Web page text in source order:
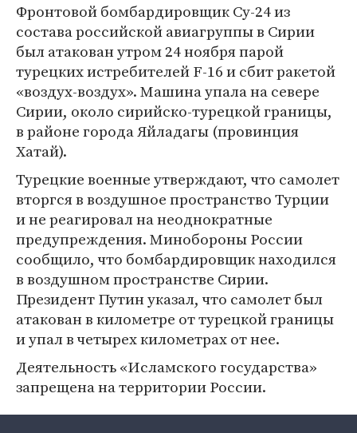
Фронтовой бомбардировщик Су-24 из
состава российской авиагруппы в Сирии
был атакован утром 24 ноября парой
турецких истребителей F-16 и сбит ракетой
«воздух-воздух». Машина упала на севере
Сирии, около сирийско-турецкой границы,
в районе города Яйладагы (провинция
Хатай).
Турецкие военные утверждают, что самолет
вторгся в воздушное пространство Турции
и не реагировал на неоднократные
предупреждения. Минобороны России
сообщило, что бомбардировщик находился
в воздушном пространстве Сирии.
Президент Путин указал, что самолет был
атакован в километре от турецкой границы
и упал в четырех километрах от нее.
Деятельность «Исламского государства»
запрещена на территории России.